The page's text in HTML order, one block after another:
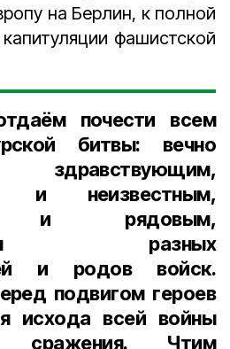
на Берлин, к полной
фашистской
почести всем
битвы: вечно
и неизвестным,
и рядовым,
разных
и родов войск.
подвигом героев
исхода всей войны
сражения. Чтим